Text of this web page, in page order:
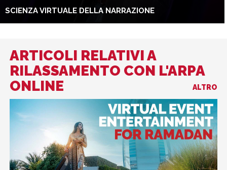
SCIENZA VIRTUALE DELLA NARRAZIONE
ARTICOLI RELATIVI A
RILASSAMENTO CON L'ARPA
ONLINE
ALTRO